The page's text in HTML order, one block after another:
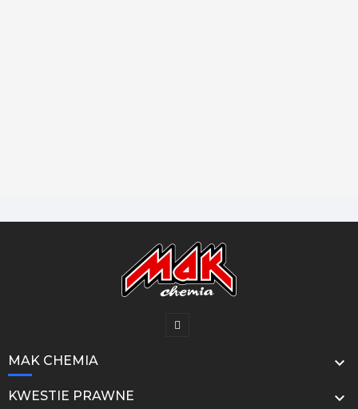
MAK CHEMIA 
KWESTIE PRAWNE 